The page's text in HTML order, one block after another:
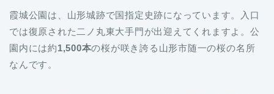
霞城公園は、山形城跡で国指定史跡になっています。入口
では復原された二ノ丸東大手門が出迎えてくれますよ。公
園内には約1,500本の桜が咲き誇る山形市随一の桜の名所
なんです。